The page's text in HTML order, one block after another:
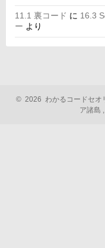
11.1 裏コード に 16.3
ー より
© 2026 わかるコードセオ
ア諸島 ,